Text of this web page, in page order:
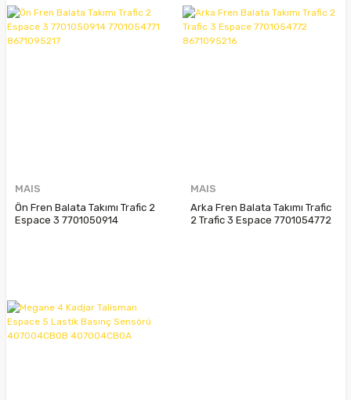
MAIS
Ön Fren Balata Takımı Trafic 2
Espace 3 7701050914
MAIS
Arka Fren Balata Takımı Trafic
2 Trafic 3 Espace 7701054772